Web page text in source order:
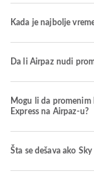
Kada je najbolje
Da li Airpaz nudi
Mogu li da
Express na Airpaz-u?
Šta se dešava ako